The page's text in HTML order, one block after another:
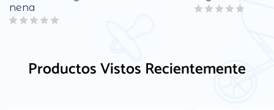
nena
Productos Vistos Recientemente